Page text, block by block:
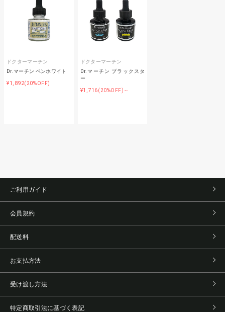
ドクターマーチン
Dr.マーチン ペンホワイト
¥1,892(20%OFF)
ドクターマーチン
Dr.マーチン ブラックスタ
ー
¥1,716(20%OFF)～
ご利用ガイド
会員規約
配送料
お支払方法
受け渡し方法
特定商取引法に基づく表記